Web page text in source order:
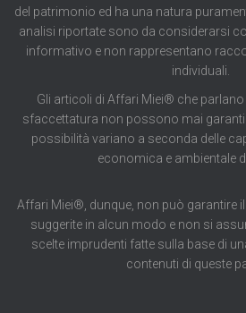
del patrimonio ed ha una natura
analisi riportate sono da considerarsi
informativo e non rappresentano
individuali.
Gli articoli di Affari Miei® che
sfaccettatura non possono mai
possibilità variano a seconda delle
economica e ambientale
Affari Miei®, dunque, non può garantire
suggerite in alcun modo e non si
scelte imprudenti fatte sulla base di
contenuti di queste